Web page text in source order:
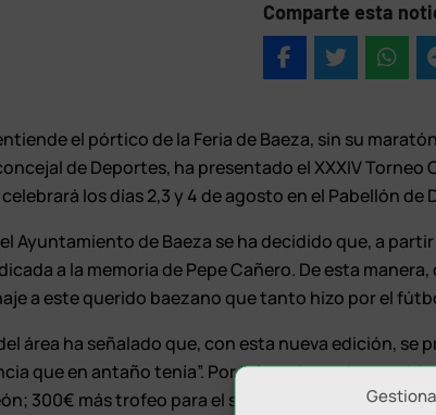
Comparte esta
el pórtico de la Feria de Baeza, sin su
de Deportes, ha presentado el XXXIV Torneo
los días 2,3 y 4 de agosto en el Pabellón
Ayuntamiento de Baeza se ha decidido que, a
a la memoria de Pepe Cañero. De esta
a este querido baezano que tanto hizo por el
área ha señalado que, con esta nueva edición, se
que en antaño tenía”. Por tal motivo se ha
300€ más trofeo para el subcampeón; balón y